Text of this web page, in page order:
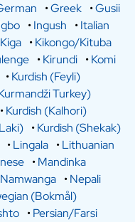
•Greek •Gusii
•Ingush •Italian
Kiga •Kikongo/Kituba
•Kirundi •Komi
•Kurdish (Feyli)
Turkey)
•Kurdish (Kalhori)
•Kurdish (Shekak)
•Lingala •Lithuanian
•Mandinka
Namwanga •Nepali
(Bokmål)
•Persian/Farsi